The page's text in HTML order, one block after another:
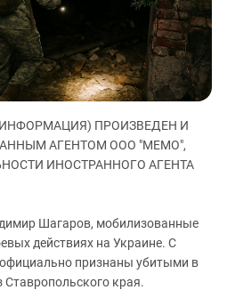
ЗАСТАВЛЯЕТ
КАВКАЗ ЗА ПАЛЕСТИНУ
ИНАКОМЫСЛИЕ В ЧЕЧНЕ
ПРЕСЛЕДОВАНИЕ АКТИВИСТОВ
МОБИЛИЗАЦИЯ И ПРОТЕСТЫ
ПРОИЗВЕДЕН И
АГЕНТОМ ООО "МЕМО",
ИНОСТРАННОГО АГЕНТА
Шагаров, мобилизованные
действиях на Украине. С
признаны убитыми в
Ставропольского края.